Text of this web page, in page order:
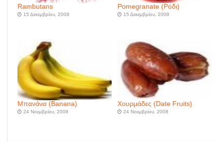
Rambutans
15 Δεκεμβρίου, 2008
Pomegranate (Ρόδι)
15 Δεκεμβρίου, 2008
Μπανάνα (Banana)
24 Νοεμβρίου, 2008
Χουρμάδες (Date Fruits)
24 Νοεμβρίου, 2008